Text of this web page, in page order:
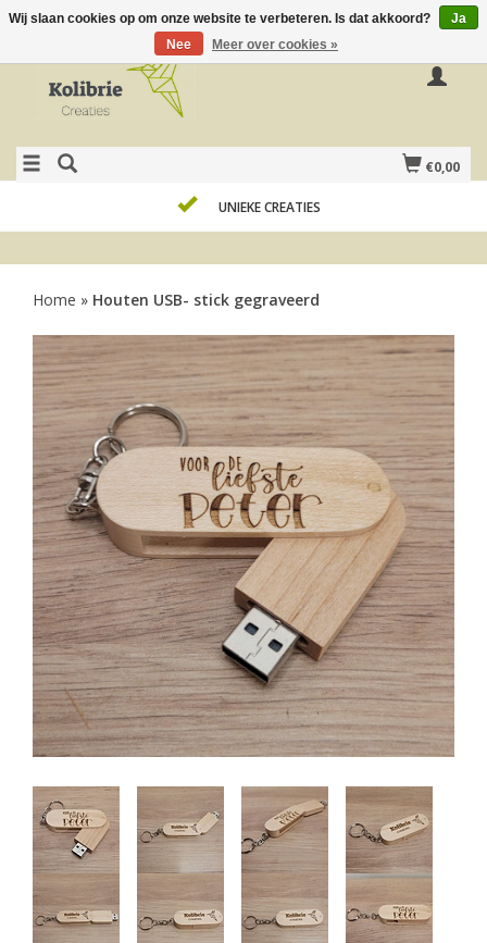
€0,00
UNIEKE CREATIES
Home » Houten USB- stick gegraveerd
Wij slaan cookies op om onze website te verbeteren. Is dat akkoord?
Ja
Nee
Meer over cookies »